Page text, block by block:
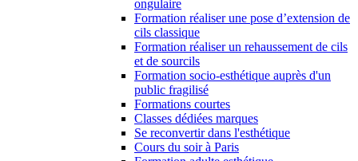
ongulaire
Formation réaliser une pose d’extension de
cils classique
Formation réaliser un rehaussement de cils
et de sourcils
Formation socio-esthétique auprès d'un
public fragilisé
Formations courtes
Classes dédiées marques
Se reconvertir dans l'esthétique
Cours du soir à Paris